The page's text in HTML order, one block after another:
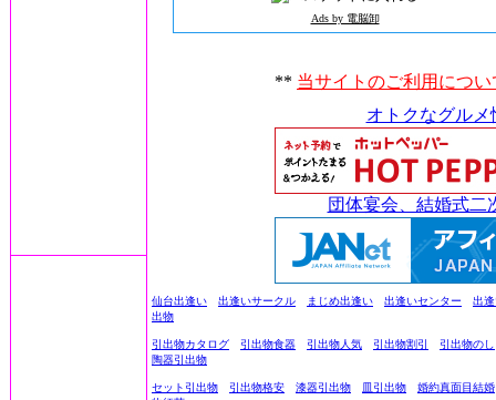
Ads by 電脳卸
** 当サイトのご利用につ
オトクなグル
団体宴会、結婚式
仙台出逢い 出逢いサークル まじめ出逢い 出逢いセンター
出
出物
引出物カタログ 引出物食器 引出物人気 引出物割引
引出物のし
陶器引出物
セット引出物 引出物格安 漆器引出物 皿引出物
婚約真面目結婚